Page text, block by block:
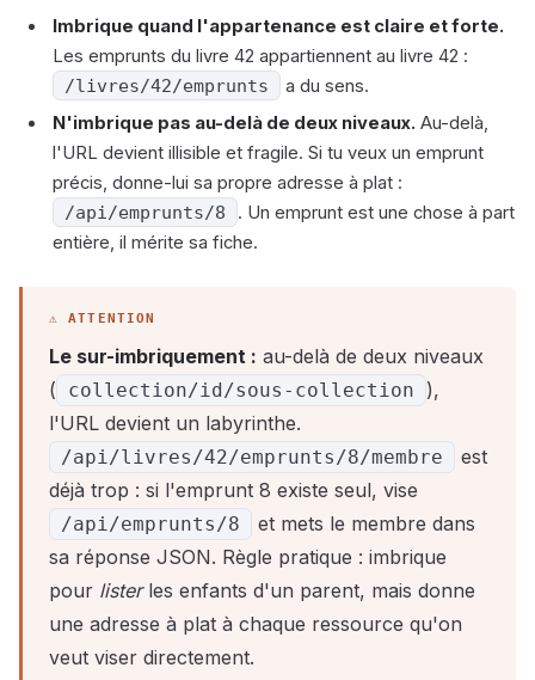
Imbrique quand l'appartenance est claire et forte.
Les emprunts du livre 42 appartiennent au livre 42 :
/livres/42/emprunts
a du sens.
N'imbrique pas au-delà de deux niveaux. Au-delà,
l'URL devient illisible et fragile. Si tu veux un emprunt
précis, donne-lui sa propre adresse à plat :
/api/emprunts/8
. Un emprunt est une chose à part
entière, il mérite sa fiche.
Le sur-imbriquement : au-delà de deux niveaux
(
collection/id/sous-collection
),
l'URL devient un labyrinthe.
/api/livres/42/emprunts/8/membre
est
déjà trop : si l'emprunt 8 existe seul, vise
/api/emprunts/8
et mets le membre dans
sa réponse JSON. Règle pratique : imbrique
pour listerles enfants d'un parent, mais donne
une adresse à plat à chaque ressource qu'on
veut viser directement.